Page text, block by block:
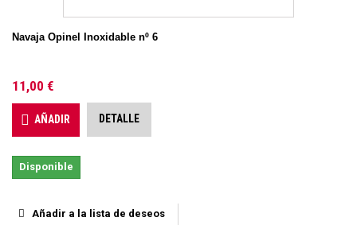
Navaja Opinel Inoxidable nº 6
11,00 €
AÑADIR DETALLE
Disponible
Añadir a la lista de deseos